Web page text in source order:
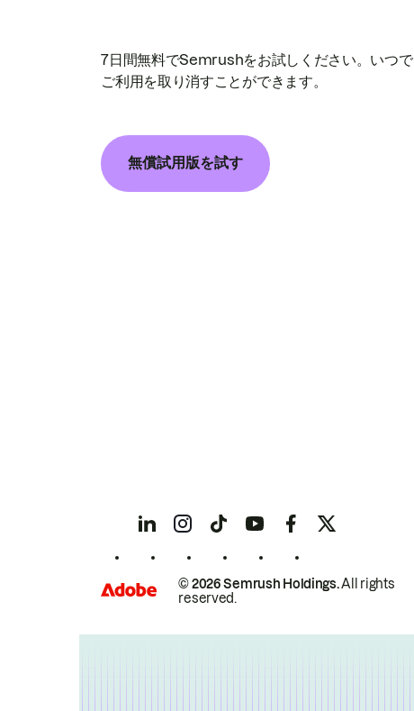
7日間無料でSemrushをお試しください。いつ
ご利用を取り消すことができます。
無償試用版を試す
© 2026 Semrush Holdings.All rights
reserved.